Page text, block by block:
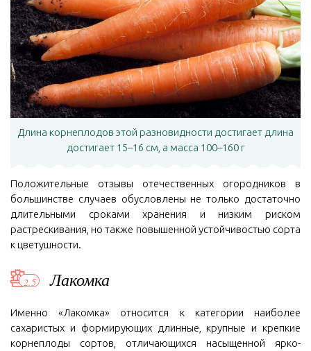
Длина корнеплодов этой разновидности достигает длина
достигает 15–16 см, а масса 100–160 г
Положительные отзывы отечественных огородников в
большинстве случаев обусловлены не только достаточно
длительными сроками хранения и низким риском
растрескивания, но также повышенной устойчивостью сорта
к цветушности.
Лакомка
Именно «Лакомка» относится к категории наиболее
сахаристых и формирующих длинные, крупные и крепкие
корнеплоды сортов, отличающихся насыщенной ярко-